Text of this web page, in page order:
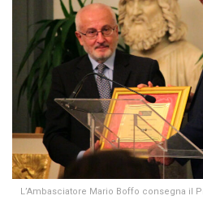
L’Ambasciatore Mario Boffo consegna il